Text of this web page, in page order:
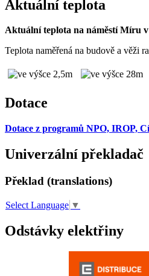
Aktuální teplota
Aktuální teplota na náměstí Míru
Teplota naměřená na budově a věži
Dotace
Dotace z programů NPO, IROP,
Univerzální překladač
Překlad (translations)
Select Language ▼
Odstávky elektřiny